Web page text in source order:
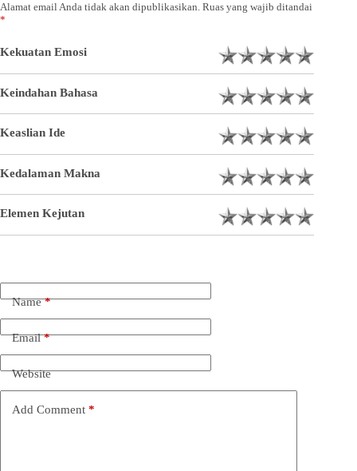
Alamat email Anda tidak akan dipublikasikan. Ruas yang wajib ditandai
*
Kekuatan Emosi
Keindahan Bahasa
Keaslian Ide
Kedalaman Makna
Elemen Kejutan
Name*
Email*
Website
Add Comment *